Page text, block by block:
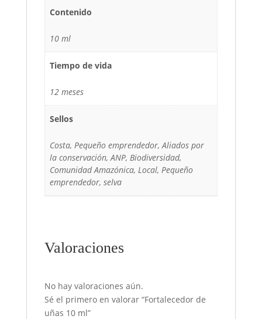
Contenido
10 ml
Tiempo de vida
12 meses
Sellos
Costa, Pequeño emprendedor, Aliados por
la conservación, ANP, Biodiversidad,
Comunidad Amazónica, Local, Pequeño
emprendedor, selva
Valoraciones
No hay valoraciones aún.
Sé el primero en valorar “Fortalecedor de
uñas 10 ml”